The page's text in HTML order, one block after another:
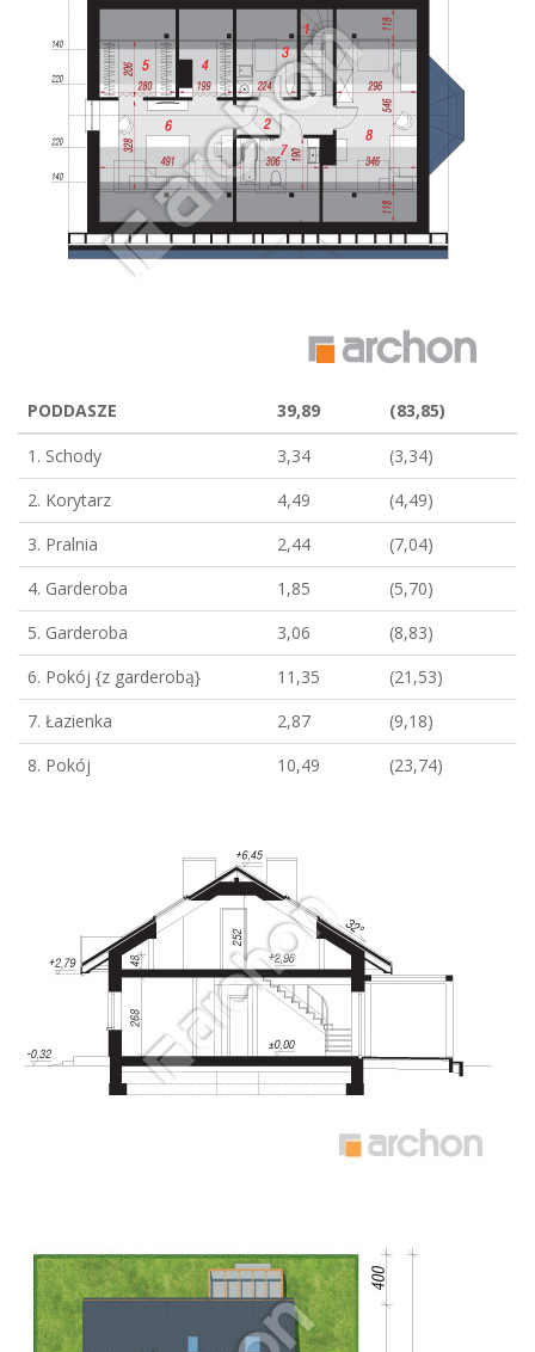
PODDASZE 39,89
(83,85)
1. Schody
3,34
(3,34)
2. Korytarz
4,49
(4,49)
3. Pralnia
2,44
(7,04)
4. Garderoba
1,85
(5,70)
5. Garderoba
3,06
(8,83)
6. Pokój {z garderobą}
11,35
(21,53)
7. Łazienka
2,87
(9,18)
8. Pokój
10,49 (23,74)